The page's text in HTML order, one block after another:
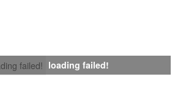
failed! loading failed!